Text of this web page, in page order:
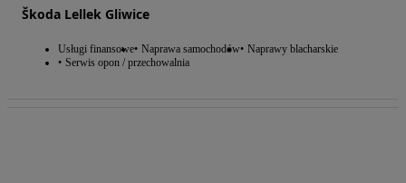
Škoda Lellek Gliwice
Usługi finansowe Naprawa samochodów Naprawy blacharskie
Serwis opon / przechowalnia